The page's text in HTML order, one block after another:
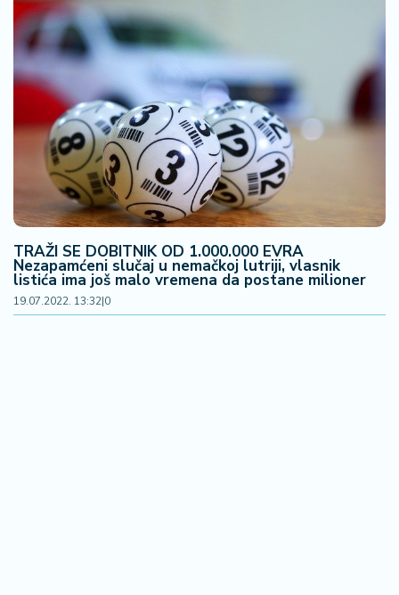
TRAŽI SE DOBITNIK OD 1.000.000 EVRA
Nezapamćeni slučaj u nemačkoj lutriji, vlasnik
listića ima još malo vremena da postane milioner
19.07.2022. 13:32|0